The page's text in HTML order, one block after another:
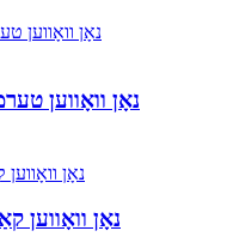
נאָן וואָווען
נאָן וואָווען